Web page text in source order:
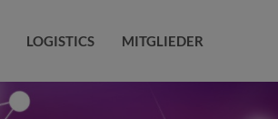
LOGISTICS MITGLIEDER